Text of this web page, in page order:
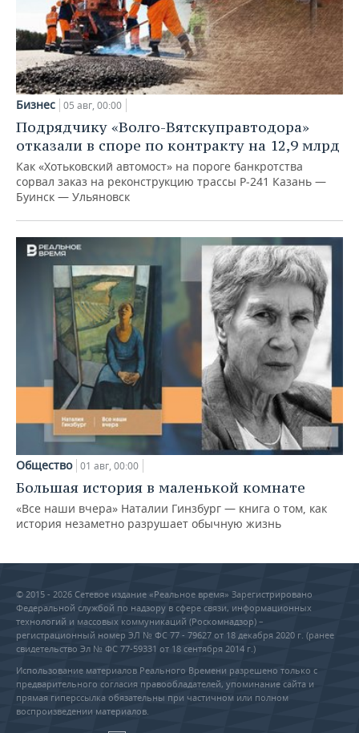
Бизнес 05 авг, 00:00
Подрядчику «Волго-Вятскуправтодора»
отказали в споре по контракту на 12,9 млрд
Как «Хотьковский автомост» на пороге банкротства
сорвал заказ на реконструкцию трассы Р‑241 Казань —
Буинск — Ульяновск
Общество 01 авг, 00:00
Большая история в маленькой комнате
«Все наши вчера» Наталии Гинзбург — книга о том, как
история незаметно разрушает обычную жизнь
© 2015 - 2026 Сетевое издание «Реальное время» Зарегистрировано
Федеральной службой по надзору в сфере связи, информационных
технологий и массовых коммуникаций (Роскомнадзор) –
регистрационный номер ЭЛ № ФС 77 - 79627 от 18 декабря 2020 г. (ранее
свидетельство Эл № ФС 77-59331 от 18 сентября 2014 г.)
Использование материалов Реального Времени разрешено только с
предварительного согласия правообладателей, упоминание сайта и
прямая гиперссылка обязательны при частичном или полном
воспроизведении материалов.